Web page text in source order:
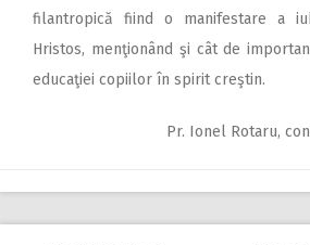
filantropică fiind o manifestare a
Hristos, menţionând şi cât de
educaţiei copiilor în spirit creştin.
Pr. Ionel Rotaru,